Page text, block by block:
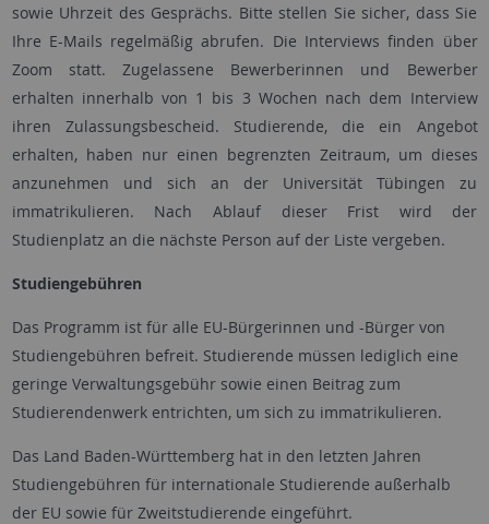
sowie Uhrzeit des Gesprächs. Bitte stellen Sie sicher, dass Sie
Ihre E-Mails regelmäßig abrufen. Die Interviews finden über
Zoom statt. Zugelassene Bewerberinnen und Bewerber
erhalten innerhalb von 1 bis 3 Wochen nach dem Interview
ihren Zulassungsbescheid. Studierende, die ein Angebot
erhalten, haben nur einen begrenzten Zeitraum, um dieses
anzunehmen und sich an der Universität Tübingen zu
immatrikulieren. Nach Ablauf dieser Frist wird der
Studienplatz an die nächste Person auf der Liste vergeben.
Studiengebühren
Das Programm ist für alle EU-Bürgerinnen und -Bürger von
Studiengebühren befreit. Studierende müssen lediglich eine
geringe Verwaltungsgebühr sowie einen Beitrag zum
Studierendenwerk entrichten, um sich zu immatrikulieren.
Das Land Baden-Württemberg hat in den letzten Jahren
Studiengebühren für internationale Studierende außerhalb
der EU sowie für Zweitstudierende eingeführt.